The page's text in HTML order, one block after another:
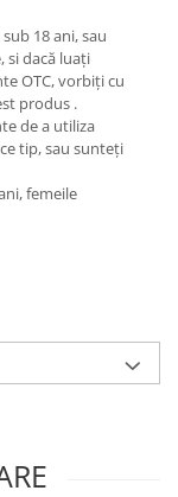
18 ani, sau
si dacă luaţi
OTC, vorbiţi cu
produs .
de a utiliza
tip, sau sunteţi
femeile